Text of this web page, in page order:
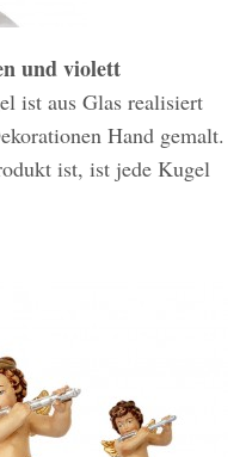
und violett
ist aus Glas realisiert
Hand gemalt.
ist, ist jede Kugel